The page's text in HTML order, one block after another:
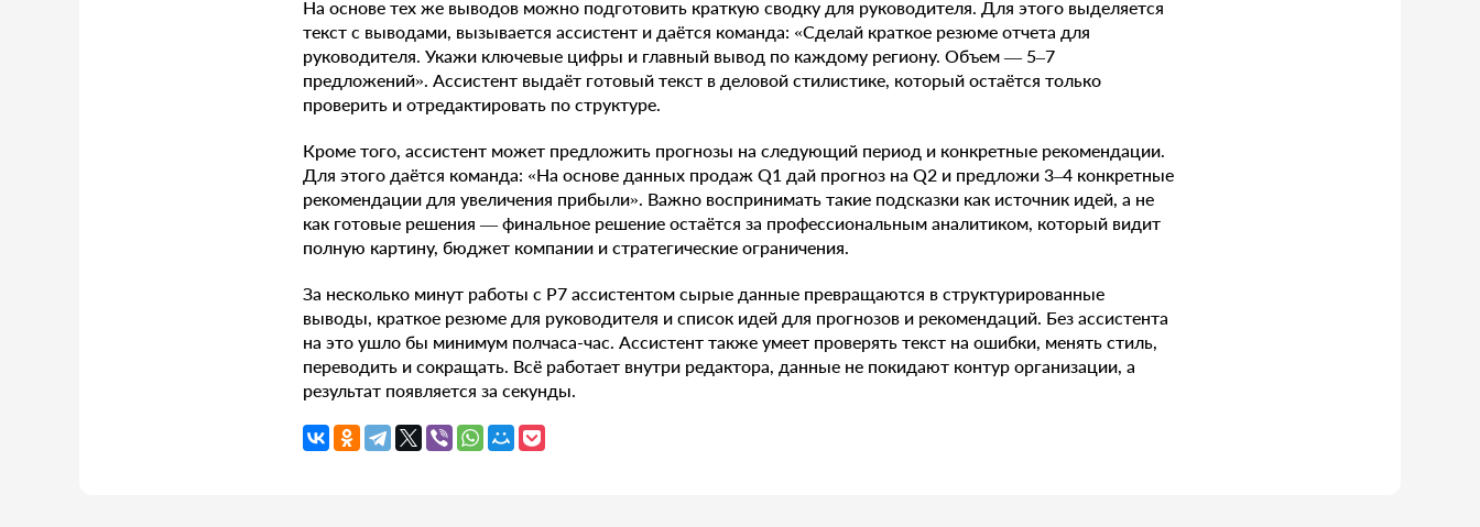
На основе тех же выводов можно подготовить краткую сводку для руководителя. Для этого выделяется
текст с выводами, вызывается ассистент и даётся команда: «Сделай краткое резюме отчета для
руководителя. Укажи ключевые цифры и главный вывод по каждому региону. Объем — 5–7
предложений». Ассистент выдаёт готовый текст в деловой стилистике, который остаётся только
проверить и отредактировать по структуре.
Кроме того, ассистент может предложить прогнозы на следующий период и конкретные рекомендации.
Для этого даётся команда: «На основе данных продаж Q1 дай прогноз на Q2 и предложи 3–4 конкретные
рекомендации для увеличения прибыли». Важно воспринимать такие подсказки как источник идей, а не
как готовые решения — финальное решение остаётся за профессиональным аналитиком, который видит
полную картину, бюджет компании и стратегические ограничения.
За несколько минут работы с Р7 ассистентом сырые данные превращаются в структурированные
выводы, краткое резюме для руководителя и список идей для прогнозов и рекомендаций. Без ассистента
на это ушло бы минимум полчаса-час. Ассистент также умеет проверять текст на ошибки, менять стиль,
переводить и сокращать. Всё работает внутри редактора, данные не покидают контур организации, а
результат появляется за секунды.